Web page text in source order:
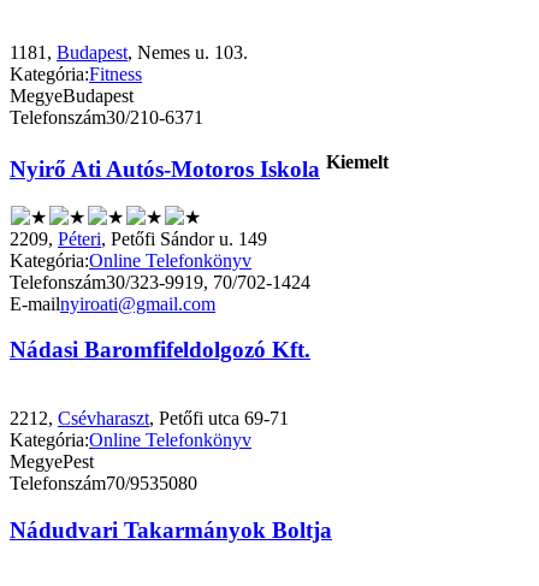
1181, Budapest, Nemes u. 103.
Kategória:Fitness
MegyeBudapest
Telefonszám30/210-6371
Nyirő Ati Autós-Motoros Iskola Kiemelt
2209, Péteri, Petőfi Sándor u. 149
Kategória:Online Telefonkönyv
Telefonszám30/323-9919, 70/702-1424
E-mailnyiroati@gmail.com
Nádasi Baromfifeldolgozó Kft.
2212, Csévharaszt, Petőfi utca 69-71
Kategória:Online Telefonkönyv
MegyePest
Telefonszám70/9535080
Nádudvari Takarmányok Boltja